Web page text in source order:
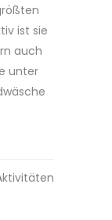
ist sie
auch
unter